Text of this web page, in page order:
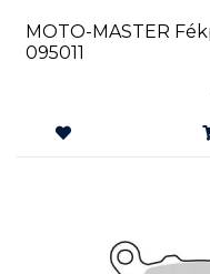
MOTO-MASTER
095011